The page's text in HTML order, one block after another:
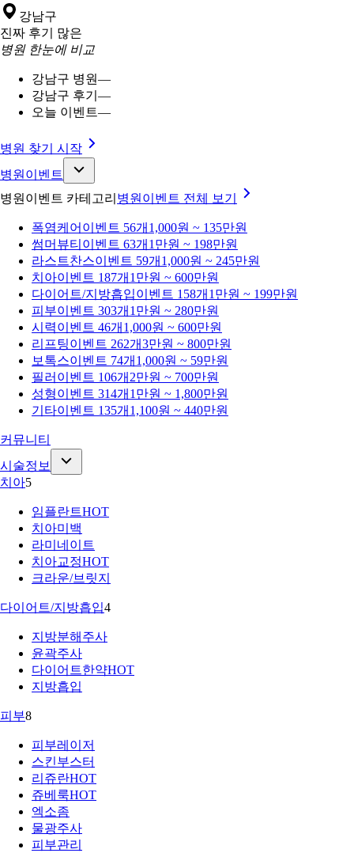
강남구
진짜 후기 많은
병원 한눈에 비교
강남구 병원—
강남구 후기 —
오늘 이벤트—
병원 찾기 시작
병원이벤트
병원이벤트 카테고리 병원이벤트 전체 보기
폭염케어 이벤트 56개 1,000원 ~ 135만원
썸머뷰티 이벤트 63개 1만원 ~ 198만원
라스트찬스이벤트 59개 1,000원 ~ 245만원
치아이벤트 187개 1만원 ~ 600만원
다이어트/지방흡입이벤트 158개 1만원 ~ 199만원
피부이벤트 303개 1만원 ~ 280만원
시력이벤트 46개 1,000원 ~ 600만원
리프팅이벤트 262개3만원 ~ 800만원
보톡스이벤트 74개 1,000원 ~ 59만원
필러 이벤트 106개 2만원 ~ 700만원
성형이벤트 314개 1만원 ~ 1,800만원
기타이벤트 135개 1,100원 ~ 440만원
커뮤니티
시술정보
치아5
임플란트HOT
치아미백
라미네이트
치아교정HOT
크라운/브릿지
다이어트/지방흡입4
지방분해주사
윤곽주사
다이어트한약HOT
지방흡입
피부8
피부레이저
스킨부스터
리쥬란HOT
쥬베룩HOT
엑소좀
물광주사
피부관리